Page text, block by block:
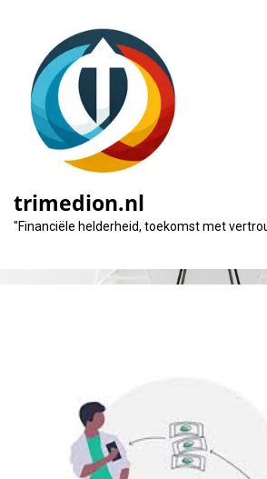
trimedion.nl
"Financiële helderheid, toekomst met
Tag:aanvraag